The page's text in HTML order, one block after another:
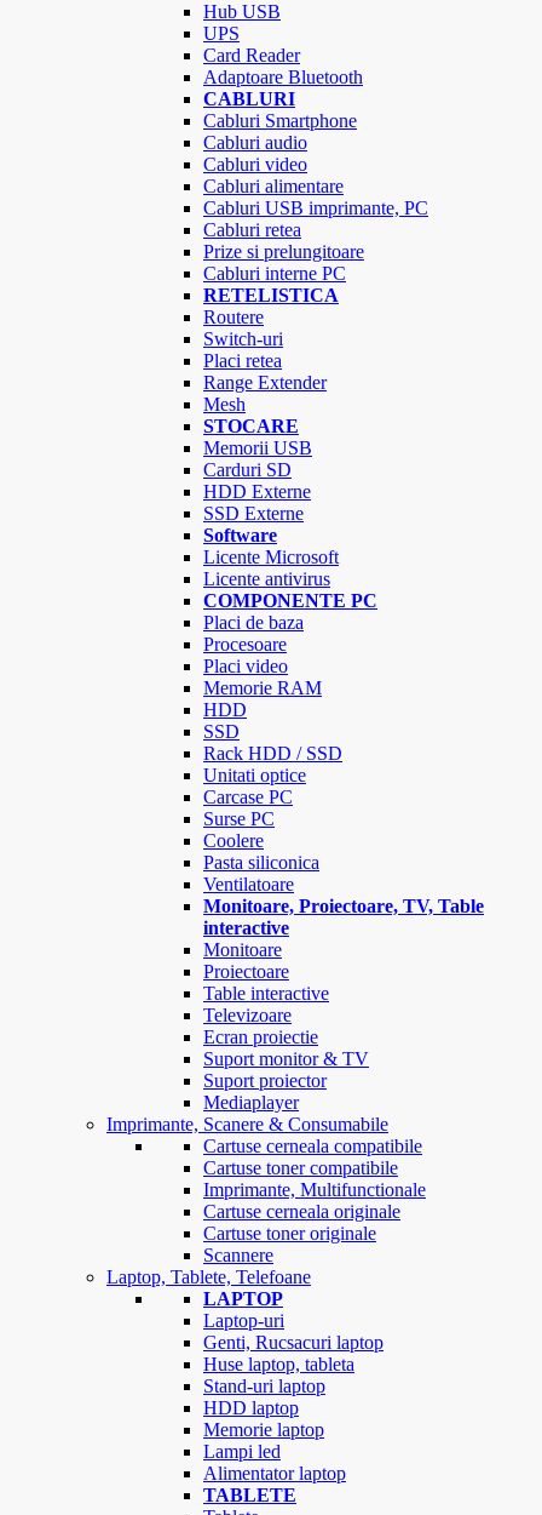
Hub USB
UPS
Card Reader
Adaptoare Bluetooth
CABLURI
Cabluri Smartphone
Cabluri audio
Cabluri video
Cabluri alimentare
Cabluri USB imprimante, PC
Cabluri retea
Prize si prelungitoare
Cabluri interne PC
RETELISTICA
Routere
Switch-uri
Placi retea
Range Extender
Mesh
STOCARE
Memorii USB
Carduri SD
HDD Externe
SSD Externe
Software
Licente Microsoft
Licente antivirus
COMPONENTE PC
Placi de baza
Procesoare
Placi video
Memorie RAM
HDD
SSD
Rack HDD / SSD
Unitati optice
Carcase PC
Surse PC
Coolere
Pasta siliconica
Ventilatoare
Monitoare, Proiectoare, TV, Table
interactive
Monitoare
Proiectoare
Table interactive
Televizoare
Ecran proiectie
Suport monitor & TV
Suport proiector
Mediaplayer
Imprimante, Scanere & Consumabile
Cartuse cerneala compatibile
Cartuse toner compatibile
Imprimante, Multifunctionale
Cartuse cerneala originale
Cartuse toner originale
Scannere
Laptop, Tablete, Telefoane
LAPTOP
Laptop-uri
Genti, Rucsacuri laptop
Huse laptop, tableta
Stand-uri laptop
HDD laptop
Memorie laptop
Lampi led
Alimentator laptop
TABLETE